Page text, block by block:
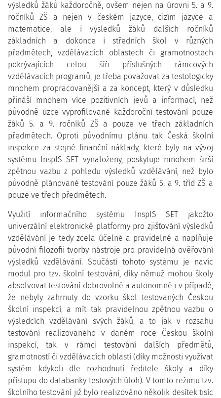
výsledků žáků každoročně, ovšem nejen na úrovni 5. a 9.
ročníků ZŠ a nejen v českém jazyce, cizím jazyce a
matematice, ale i výsledků žáků dalších ročníků
základních a dokonce i středních škol v různých
předmětech, vzdělávacích oblastech či gramotnostech
pokrývajících celou šíři příslušných rámcových
vzdělávacích programů, je třeba považovat za testologicky
mnohem propracovanější a za koncept, který v důsledku
přináší mnohem více pozitivních jevů a informací, než
původně úzce vyprofilované každoroční testování pouze
žáků 5. a 9. ročníků ZŠ a pouze ve třech základních
předmětech. Oproti původnímu plánu tak Česká školní
inspekce za stejné finanční náklady, které byly na vývoj
systému InspIS SET vynaloženy, poskytuje mnohem širší
zpětnou vazbu z pohledu výsledků vzdělávání, než bylo
původně plánované testování pouze žáků 5. a 9. tříd ZŠ a
pouze ve třech předmětech.
Využití informačního systému InspIS SET jakožto
univerzální elektronické platformy pro zjišťování výsledků
vzdělávání je tedy zcela účelné a pravidelné a naplňuje
původní filozofii tvorby nástroje pro pravidelná ověřování
výsledků vzdělávání. Součástí tohoto systému je navíc
modul pro tzv. školní testování, díky němuž mohou školy
absolvovat testování dobrovolně a autonomně i v případě,
že nebyly zahrnuty do vzorku škol testovaných Českou
školní inspekcí, a mít tak pravidelnou zpětnou vazbu o
výsledcích vzdělávání svých žáků, a to jak v rozsahu
testování realizovaného v daném roce Českou školní
inspekcí, tak v rámci testování dalších předmětů,
gramotností či vzdělávacích oblastí (díky možnosti využívat
systém kdykoli dle rozhodnutí ředitele školy a díky
přístupu do databanky testových úloh). V tomto režimu tzv.
školního testování již bylo realizováno několik desítek tisíc